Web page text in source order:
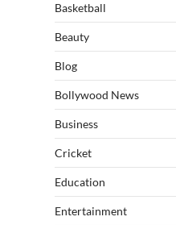
Basketball
Beauty
Blog
Bollywood News
Business
Cricket
Education
Entertainment